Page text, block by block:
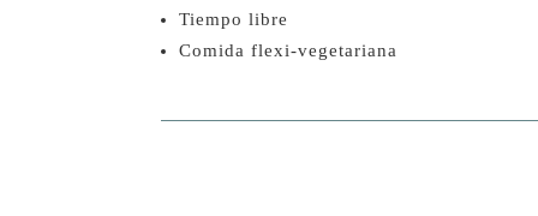
Tiempo libre
Comida flexi-vegetariana